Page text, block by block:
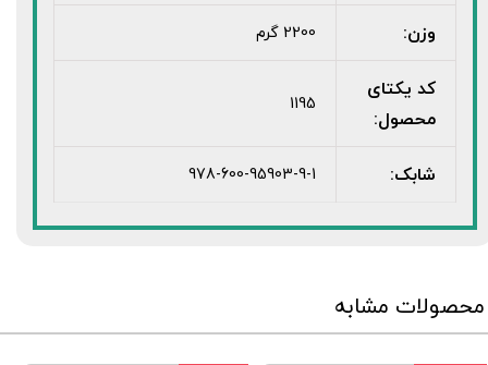
وزن: 2200 گرم
کد یکتای
محصول:
1195
شابک: 978-600-95903-9-1
محصولات مشابه